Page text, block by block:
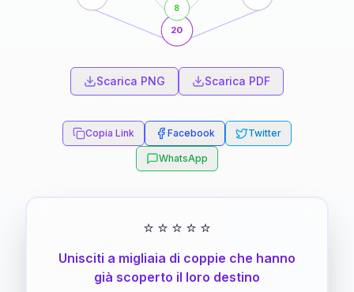
20
8
Scarica PNG Scarica PDF
Copia Link Facebook Twitter
WhatsApp
⭐ ⭐ ⭐ ⭐ ⭐
Unisciti a migliaia di coppie che hanno
già scoperto il loro destino